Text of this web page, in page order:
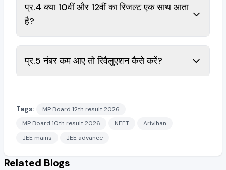
प्र.4 क्या 10वीं और 12वीं का रिजल्ट एक साथ आता
है?
प्र.5 नंबर कम आए तो रिवैलुएशन कैसे करें?
Tags:
MP Board 12th result 2026
MP Board 10th result 2026
NEET
Arivihan
JEE mains
JEE advance
Related Blogs